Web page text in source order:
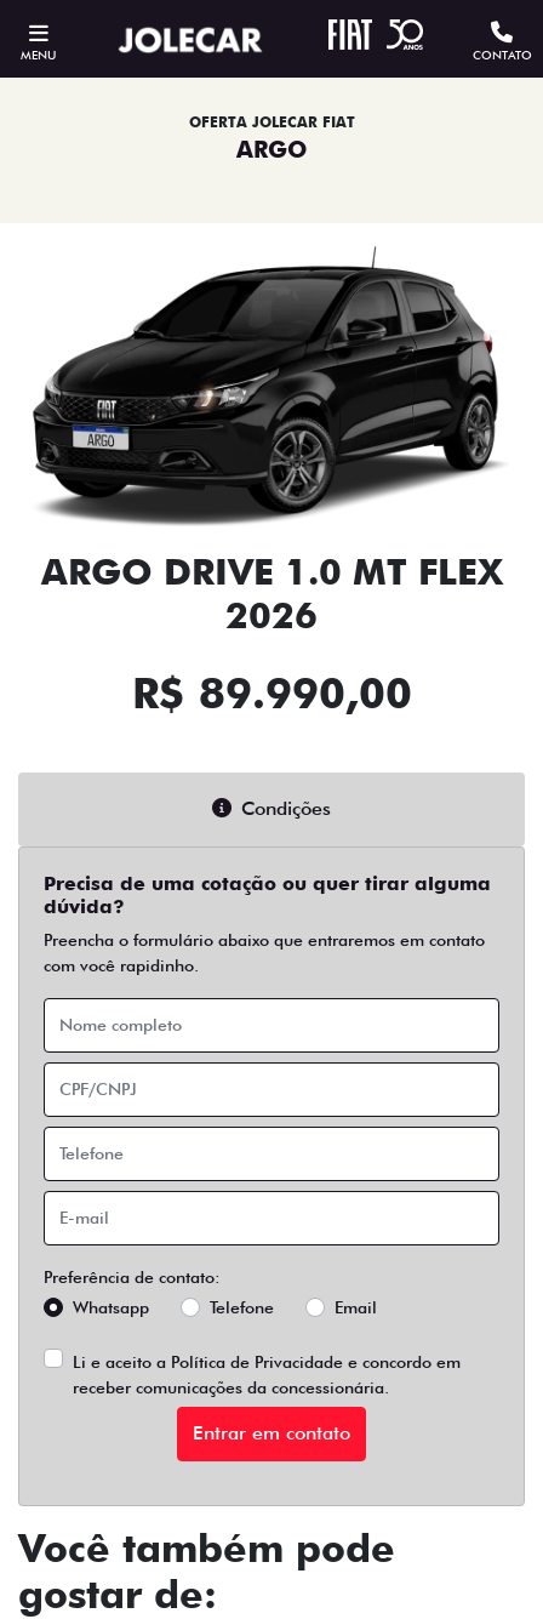
MENU CONTATO
OFERTA JOLECAR FIAT
ARGO
ARGO DRIVE 1.0 MT FLEX
2026
R$ 89.990,00
Condições
Precisa de uma cotação ou quer tirar alguma
dúvida?
Preencha o formulário abaixo que entraremos em contato
com você rapidinho.
Preferência de contato:
Whatsapp
Telefone Email
Li e aceito a Política de Privacidade e concordo em
receber comunicações da concessionária.
Entrar em contato
Você também pode
gostar de: